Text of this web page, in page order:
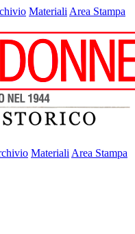
Materiali Area Stampa
Materiali Area Stampa